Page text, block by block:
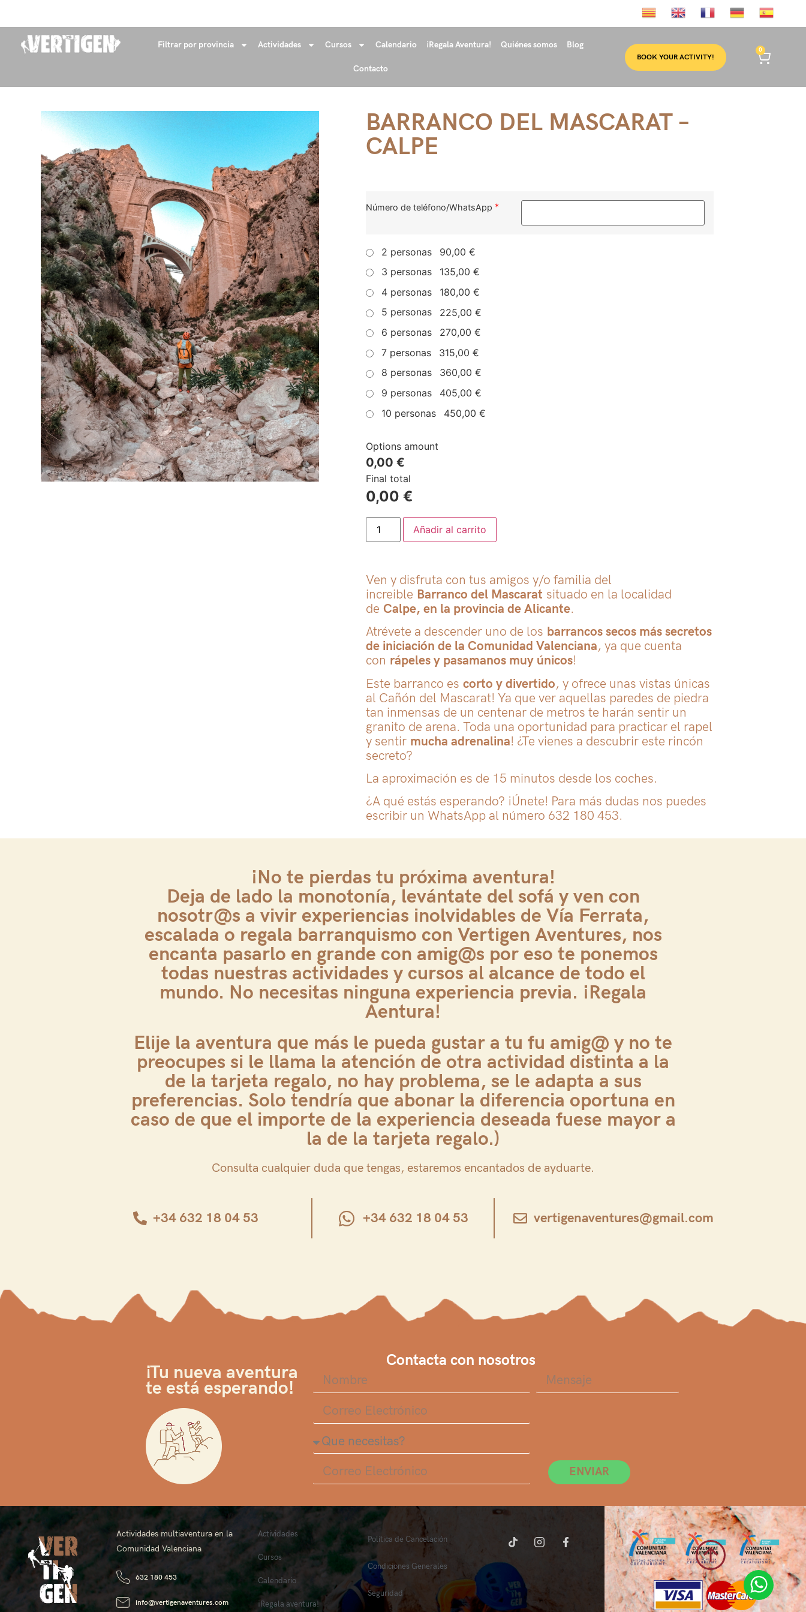
Filtrar por provincia Actividades Cursos Calendario ¡Regala Aventura! Quiénes somos Blog
Contacto
BOOK YOUR ACTIVITY!
0
BARRANCO DEL MASCARAT –
CALPE
Número de teléfono/WhatsApp *
2 personas
90,00 €
3 personas
135,00 €
4 personas
180,00 €
5 personas
225,00 €
6 personas
270,00 €
7 personas
315,00 €
8 personas
360,00 €
9 personas
405,00 €
10 personas
450,00 €
Options amount
0,00 €
Final total
0,00 €
Añadir al carrito
Ven y disfruta con tus amigos y/o familia del
increible Barranco del Mascarat situado en la localidad
de Calpe, en la provincia de Alicante.
Atrévete a descender uno de los barrancos secos más secretos
de iniciación de la Comunidad Valenciana, ya que cuenta
con rápeles y pasamanos muy únicos!
Este barranco es corto y divertido, y ofrece unas vistas únicas
al Cañón del Mascarat! Ya que ver aquellas paredes de piedra
tan inmensas de un centenar de metros te harán sentir un
granito de arena. Toda una oportunidad para practicar el rapel
y sentir mucha adrenalina! ¿Te vienes a descubrir este rincón
secreto?
La aproximación es de 15 minutos desde los coches.
¿A qué estás esperando? ¡Únete! Para más dudas nos puedes
escribir un WhatsApp al número 632 180 453.
¡No te pierdas tu próxima aventura!
Deja de lado la monotonía, levántate del sofá y ven con
nosotr@s a vivir experiencias inolvidables de Vía Ferrata,
escalada o regala barranquismo con Vertigen Aventures, nos
encanta pasarlo en grande con amig@s por eso te ponemos
todas nuestras actividades y cursos al alcance de todo el
mundo. No necesitas ninguna experiencia previa. ¡Regala
Aentura!
Elije la aventura que más le pueda gustar a tu fu amig@ y no te
preocupes si le llama la atención de otra actividad distinta a la
de la tarjeta regalo, no hay problema, se le adapta a sus
preferencias. Solo tendría que abonar la diferencia oportuna en
caso de que el importe de la experiencia deseada fuese mayor a
la de la tarjeta regalo.)
Consulta cualquier duda que tengas, estaremos encantados de ayduarte.
+34 632 18 04 53 +34 632 18 04 53 vertigenaventures@gmail.com
¡Tu nueva aventura
te está esperando!
Contacta con nosotros
ENVIAR
Actividades multiaventura en la
Comunidad Valenciana
632 180 453
info@vertigenaventures.com
Actividades
Cursos
Calendario
¡Regala aventura!
Política de Cancelación
Condiciones Generales
Seguridad